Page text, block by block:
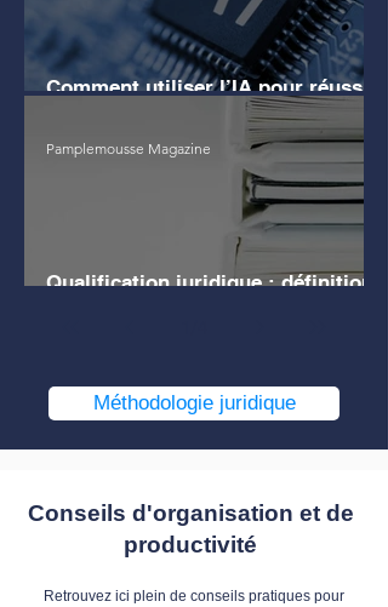
Comment utiliser l’IA pour réussir
son commentaire d'arrêt ?
Qualification juridique : définition,
Pamplemousse Magazine
Méthodologie juridique
Conseils d'organisation et de
productivité
Retrouvez ici plein de conseils pratiques pour